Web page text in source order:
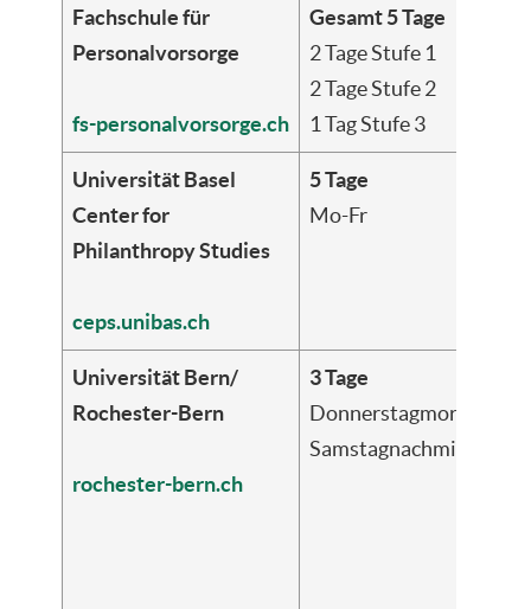
Fachschule für
Personalvorsorge
fs-personalvorsorge.ch
Gesamt 5 Tage
2 Tage Stufe 1
2 Tage Stufe 2
1 Tag Stufe 3
Universität Basel
Center for
Philanthropy Studies
ceps.unibas.ch
5 Tage
Mo-Fr
Universität Bern/
Rochester-Bern
rochester-bern.ch
3 Tage
Donnerstagmorgen bis
Samstagnachmittag